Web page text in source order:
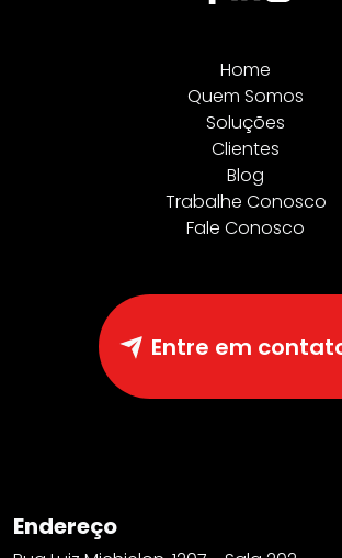
Endereço
Home
Quem Somos
Soluções
Clientes
Blog
Trabalhe Conosco
Fale Conosco
Entre em